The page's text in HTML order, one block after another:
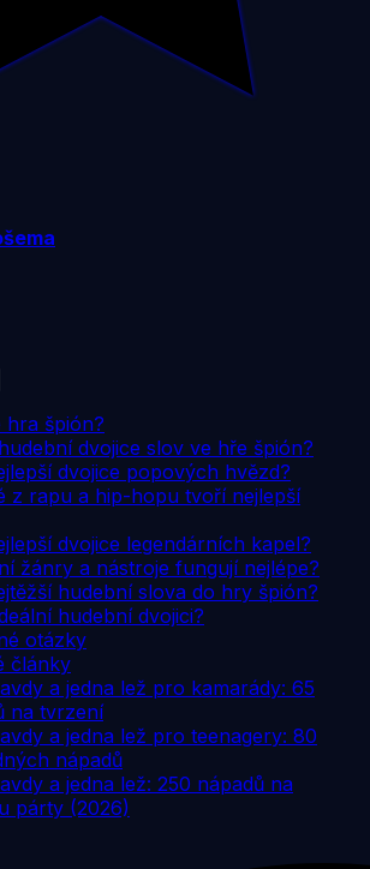
hra špión?
dvojice slov ve hře špión?
dvojice popových hvězd?
z rapu a hip-hopu tvoří nejlepší
dvojice legendárních kapel?
žánry a nástroje fungují nejlépe?
hudební slova do hry špión?
hudební dvojici?
otázky
články
a jedna lež pro kamarády: 65
na tvrzení
a jedna lež pro teenagery: 80
nápadů
a jedna lež: 250 nápadů na
párty (2026)